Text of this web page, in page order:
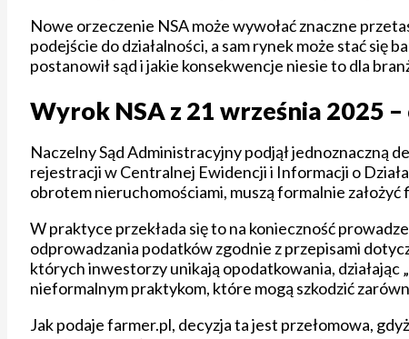
Nowe orzeczenie NSA może wywołać znaczne
podejście do działalności, a sam rynek może stać się
postanowił sąd i jakie konsekwencje niesie to dla
Wyrok NSA z 21 września 2025
Naczelny Sąd Administracyjny podjął jednoznaczną
rejestracji w Centralnej Ewidencji i Informacji o
obrotem nieruchomościami, muszą formalnie
W praktyce przekłada się to na konieczność
odprowadzania podatków zgodnie z przepisami
których inwestorzy unikają opodatkowania, działając
nieformalnym praktykom, które mogą szkodzić
Jak podaje farmer.pl, decyzja ta jest przełomowa,